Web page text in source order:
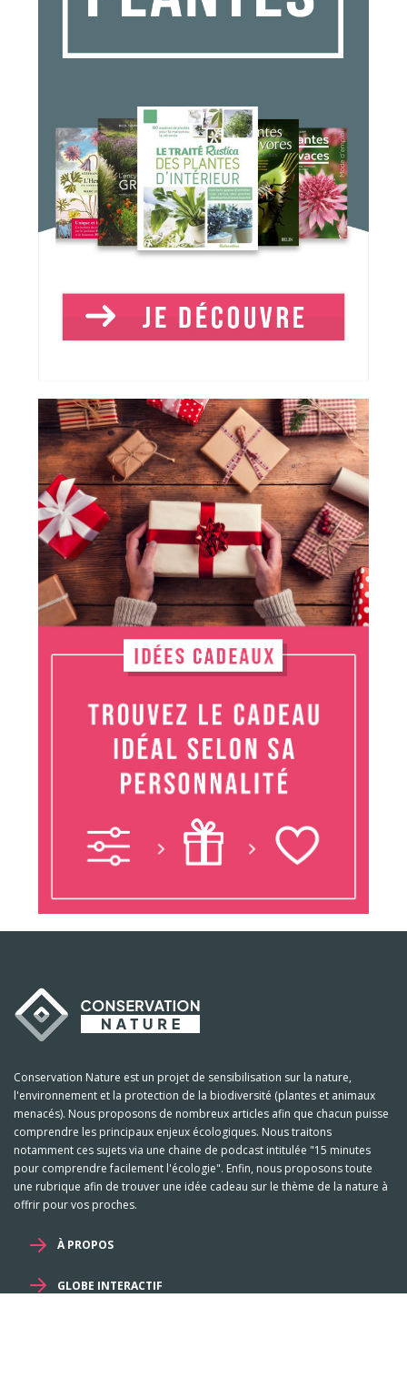
Conservation Nature est un projet de sensibilisation sur la nature,
l'environnement et la protection de la biodiversité (plantes et animaux
menacés). Nous proposons de nombreux articles afin que chacun puisse
comprendre les principaux enjeux écologiques. Nous traitons
notamment ces sujets via une chaine de podcast intitulée "15 minutes
pour comprendre facilement l'écologie". Enfin, nous proposons toute
une rubrique afin de trouver une idée cadeau sur le thème de la nature à
offrir pour vos proches.
À PROPOS
GLOBE INTERACTIF